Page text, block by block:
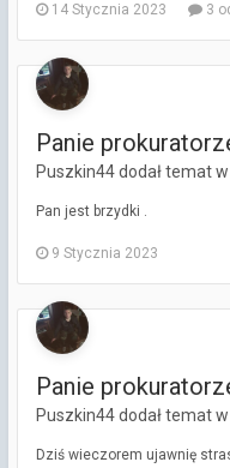
14 Stycznia 2023 3
Panie
Puszkin44 dodał temat w
Pan jest brzydki .
9 Stycznia 2023
Panie
Puszkin44 dodał temat w
Dziś wieczorem ujawnię